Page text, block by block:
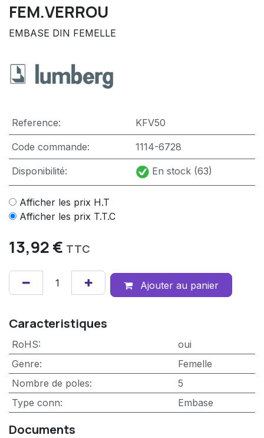
FEM.VERROU
EMBASE DIN FEMELLE
Reference: KFV50
Code commande: 1114-6728
Disponibilité: En stock (63)
Afficher les prix H.T
Afficher les prix T.T.C
13,92€ TTC
Ajouter au panier
Caracteristiques
RoHS:
oui
Genre:
Femelle
Nombre de poles:
5
Type conn: Embase
Documents